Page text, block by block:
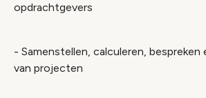
opdrachtgevers
- Samenstellen, calculeren, bespreken
van projecten